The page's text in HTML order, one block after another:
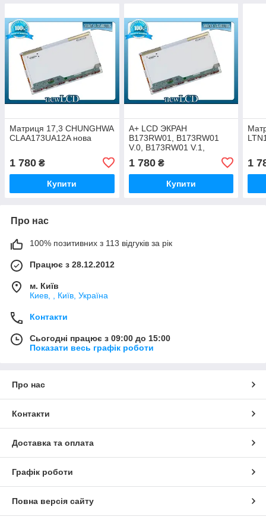
Матриця 17,3 CHUNGHWA
CLAA173UA12A нова
1 780 ₴
Купити
А+ LCD ЭКРАН
B173RW01, B173RW01
V.0, B173RW01 V.1,
B173RW01 V.2, B173RW01
V.3 B173RW01 V.5
CLAA173UA01A 12A
1 780₴
Купити
1
Про нас
100% позитивних з 113 відгуків за рік
Працює з 28.12.2012
м. Київ
Киев, , Київ, Україна
Контакти
Сьогодні працює з 09:00 до 15:00
Показати весь графік роботи
Про нас
Контакти
Доставка та оплата
Графік роботи
Повна версія сайту